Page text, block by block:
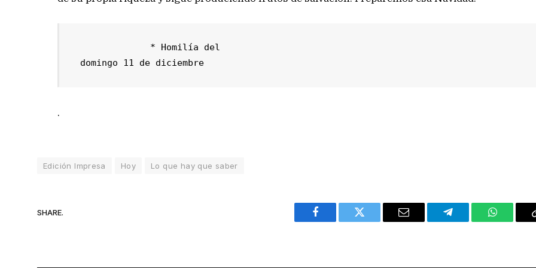
domingo 11 de diciembre
.
Edición Impresa Hoy Lo que hay que saber
SHARE.
Facebook Twitter Email Telegram